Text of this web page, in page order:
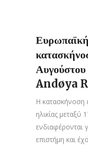
Αυγούστου
Andøya
Η κατασκήνοση
ηλικίας μεταξύ
ενδιαφέρονται
επιστήμη και